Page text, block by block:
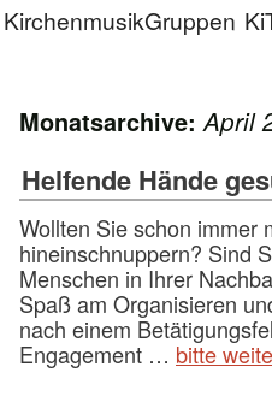
KirchenmusikGruppen
Monatsarchive:April
Helfende Hände
Wollten Sie schon immer
hineinschnuppern? Sind
Menschen in Ihrer
Spaß am Organisieren
nach einem
Engagement … bitte